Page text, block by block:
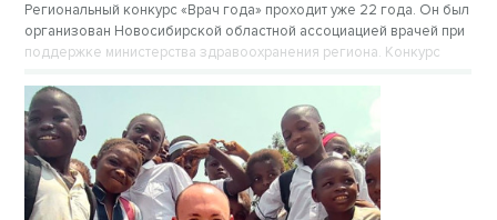
Региональный конкурс «Врач года» проходит уже 22 года. Он был
организован Новосибирской областной ассоциацией врачей при
поддержке министерства здравоохранения региона. Конкурс